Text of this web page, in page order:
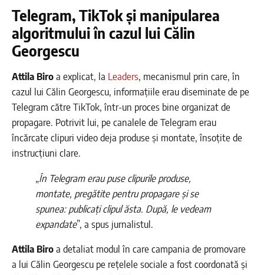
Telegram, TikTok și manipularea
algoritmului în cazul lui Călin
Georgescu
Attila Biroa explicat, la Leaders, mecanismul prin care, în
cazul lui Călin Georgescu, informațiile erau diseminate de pe
Telegram către TikTok, într-un proces bine organizat de
propagare. Potrivit lui, pe canalele de Telegram erau
încărcate clipuri video deja produse și montate, însoțite de
instrucțiuni clare.
„În Telegram erau puse clipurile produse,
montate, pregătite pentru propagare și se
spunea: publicați clipul ăsta. După, le vedeam
expandate”, a spus jurnalistul.
Attila Biroa detaliat modul în care campania de promovare
a lui Călin Georgescu pe rețelele sociale a fost coordonată și